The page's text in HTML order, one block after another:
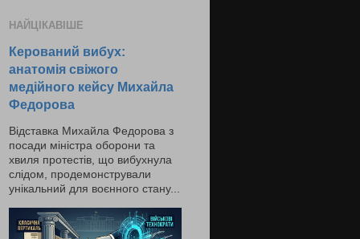
НАЙЦІКАВІШЕ
Керований вибух:
анатомія свіжого
медійного кейсу Михайла
Федорова
Відставка Михайла Федорова з
посади міністра оборони та
хвиля протестів, що вибухнула
слідом, продемонстрували
унікальний для воєнного стану...